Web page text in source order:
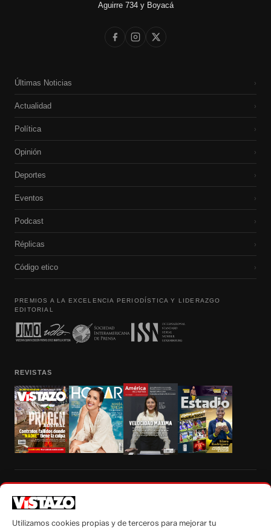
Aguirre 734 y Boyacá
Últimas Noticias ›
Actualidad ›
Política ›
Opinión ›
Deportes ›
Eventos ›
Podcast ›
Réplicas ›
Código etico ›
PREMIOS A LA EXCELENCIA PERIODÍSTICA Y LIDERAZGO
EDITORIAL
REVISTAS
autorización escrita de su titular, de todos los contenidos de Vistazo.com.
Utilizamos cookies propias y de terceros para mejorar tu